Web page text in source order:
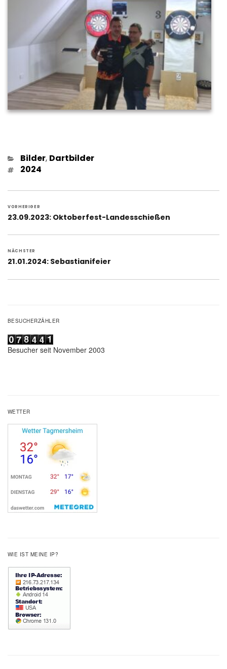
Kategorien
Bilder, Dartbilder
Schlagwörter
2024
VORHERIGER
Vorheriger
23.09.2023: Oktoberfest-Landesschießen
NÄCHSTER
Nächster
21.01.2024: Sebastianifeier
BESUCHERZÄHLER
Besucher seit November 2003
WETTER
WIE IST MEINE IP?